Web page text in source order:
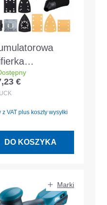
Bosch
z workiem na
regularna:
€
z VAT plus koszty wysyłki
DO KOSZYKA
Marki